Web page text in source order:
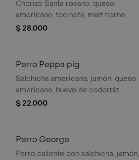
Chorizo Santa rosano, queso
americano, tocineta, maíz tierno,
huevo de codorniz, cebolla grille y
$ 28.000
Perro Peppa pig
Salchicha americana, jamón, queso
americano, huevo de codorniz,
cebolla grille y lechona de la casa.
$ 22.000
Perro George
Perro caliente con salchicha, jamón,